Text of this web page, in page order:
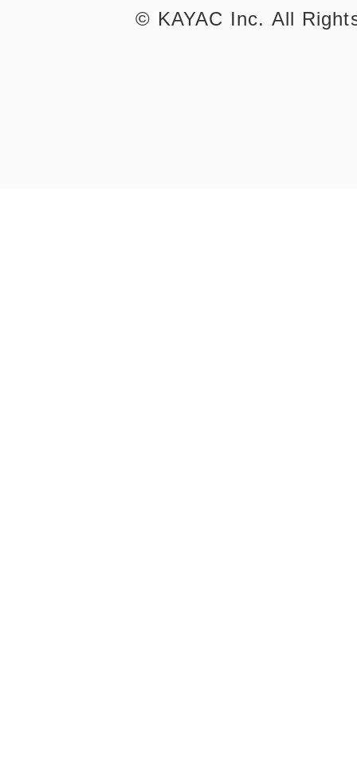
©︎ KAYAC Inc. All